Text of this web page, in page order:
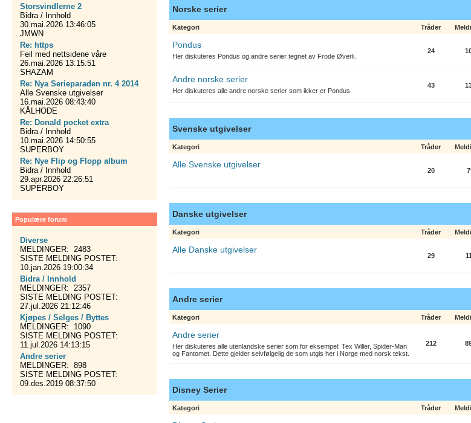
Storsvindlerne 2
Bidra / Innhold
30.mai.2026 13:46:05
JMWN
Re: https
Feil med nettsidene våre
26.mai.2026 13:15:51
SHAZAM
Re: Nya Serieparaden nr. 4 2014
Alle Svenske utgivelser
16.mai.2026 08:43:40
KÅLHODE
Re: Donald pocket extra
Bidra / Innhold
10.mai.2026 14:50:55
SUPERBOY
Re: Nye Flip og Flopp album
Bidra / Innhold
29.apr.2026 22:26:51
SUPERBOY
Populære forum
Diverse
MELDINGER: 2483
SISTE MELDING POSTET:
10.jan.2026 19:00:34
Bidra / Innhold
MELDINGER: 2357
SISTE MELDING POSTET:
27.jul.2026 21:12:46
Kjøpes / Selges / Byttes
MELDINGER: 1090
SISTE MELDING POSTET:
11.jul.2026 14:13:15
Andre serier
MELDINGER: 898
SISTE MELDING POSTET:
09.des.2019 08:37:50
Norske serier
Kategori Tråder
Pondus
Her diskuteres Pondus og andre serier tegnet av Frode Øverli.
24
Andre norske serier
Her diskuteres alle andre norske serier som ikker er Pondus.
43
Svenske utgivelser
Kategori Tråder
Alle Svenske utgivelser
20
Danske utgivelser
Kategori Tråder
Alle Danske utgivelser
29
Andre serier
Kategori Tråder
Andre serier
Her diskuteres alle utenlandske serier som for eksempel: Tex Willer, Spider-Man
og Fantomet. Dette gjelder selvfølgelig de som utgis her i Norge med norsk tekst.
212
Disney Serier
Kategori Tråder